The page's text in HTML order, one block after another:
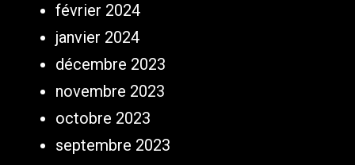
février 2024
janvier 2024
décembre 2023
novembre 2023
octobre 2023
septembre 2023